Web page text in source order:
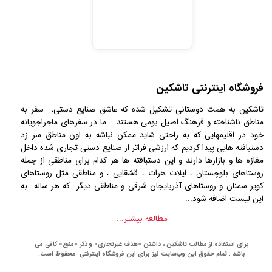
فروشگاه اینترنتی تاشکین
تاشکین به همت دوستانی تشکیل شده که عاشق صنایع دستی، سفر به
مناطق ناشناخته و فرهنگ اصیل بومی هستند .. ما در سفرهای ماجراجویانه
خود در اقلیمهایی که به راحتی شاید ممکن نباشه به اون مناطق سر زد
دستبافته هایی پیدا کردیم که ارزشی فراتر از صنایع دستی تجاری شده داخل
مغازه ها و بازارها دارند و این دستبافته ها هر کدام برای مناطقی از جمله
روستاهای بلوچستان ، ایلات هرات ، قشقایی ، و مناطقی مثل روستاهای
کویر سمنان و روستاهای آذربایجان شرقی و مناطقی دیگر که هر ساله به
این لیست اضافه شود...
برای استفاده از مطالب تاشکین ، داشتن «هدف غیرتجاری» و ذکر «منبع» کافی می
باشد . تمام حقوق اين وب‌سايت نیز برای این فروشگاه اینترنتی محفوظ است.
مطالعه بیشتر...